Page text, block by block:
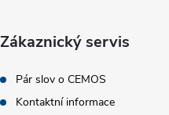
Zákaznický servis
Pár slov o CEMOS
Kontaktní informace